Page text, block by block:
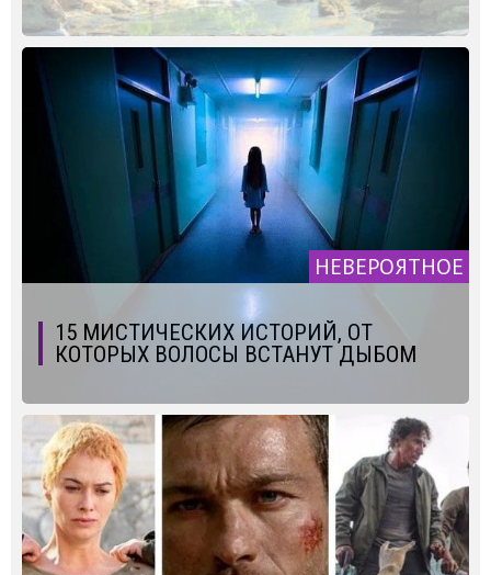
НЕВЕРОЯТНОЕ
15 МИСТИЧЕСКИХ ИСТОРИЙ, ОТ
КОТОРЫХ ВОЛОСЫ ВСТАНУТ ДЫБОМ